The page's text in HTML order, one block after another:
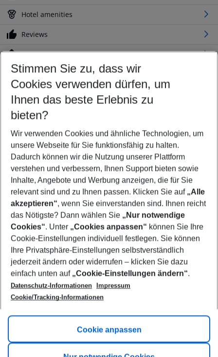
Hotel amenities
Reviews
Location
Customize your offer
Find the perfect deal which suits your best
Your departure airport
Any airport
Select your date range
10/08/26–08/08/27 5-8 nights
Who will travel
2 adults No children
Show more filter
Footer
Footer navigation
Title A
Link A
Stimmen Sie zu, dass wir
Cookies verwenden dürfen, um
Ihnen das beste Erlebnis zu
bieten?
Wir verwenden Cookies und ähnliche Technologien, um
unsere Webseite für Sie funktionsfähig zu halten.
Dadurch können wir die Nutzung unserer Plattform
verstehen und verbessern, Ihnen Support bieten sowie
Inhalte, Angebote und Werbung anzeigen, die für Sie
relevant sind und zu Ihnen passen. Klicken Sie auf „Alle
akzeptieren“, wenn Sie einverstanden sind. Ihnen reicht
das Nötigste? Dann wählen Sie „Nur notwendige
Cookies“. Unter „Cookies anpassen“ können Sie Ihre
Cookie-Einstellungen individuell festlegen. Sie können
Ihre Privatsphäre-Einstellungen selbstverständlich
jederzeit ändern oder widerrufen – klicken Sie dazu
einfach unten auf „Cookie-Einstellungen ändern“.
Datenschutz-Informationen
Impressum
Cookie/Tracking-Informationen
Cookie anpassen